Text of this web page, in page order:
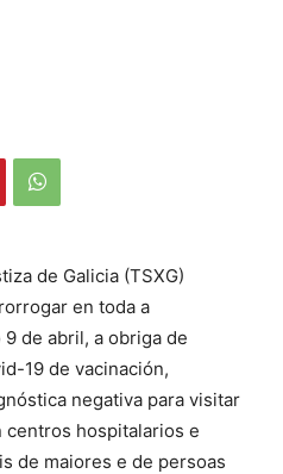
de Galicia (TSXG)
en toda a
de abril, a obriga de
19 de vacinación,
negativa para visitar
hospitalarios e
de maiores e de persoas